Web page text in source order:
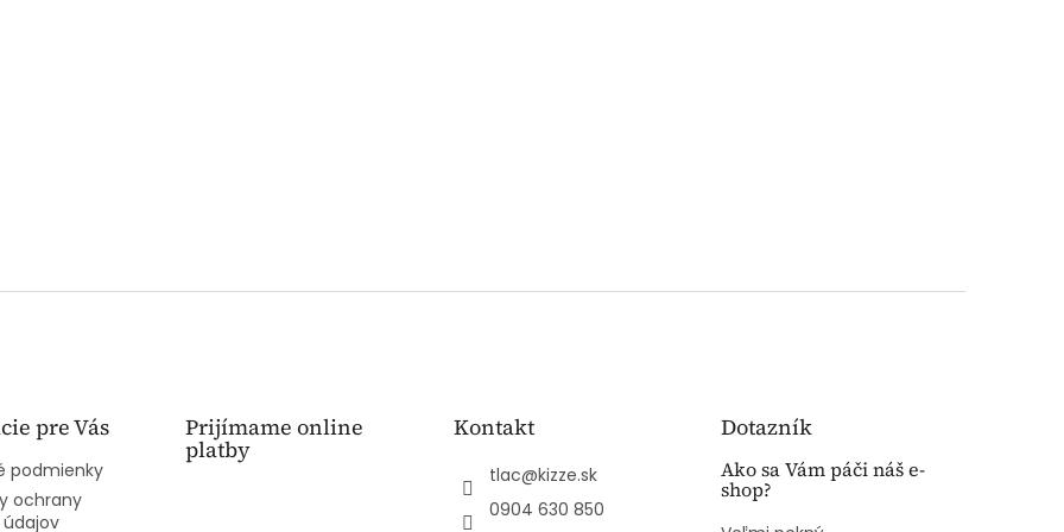
pre Vás
podmienky
ochrany
Prijímame online
platby
Kontakt
tlac@kizze.sk
0904 630 850
Dotazník
Ako sa Vám páči náš e-
shop?